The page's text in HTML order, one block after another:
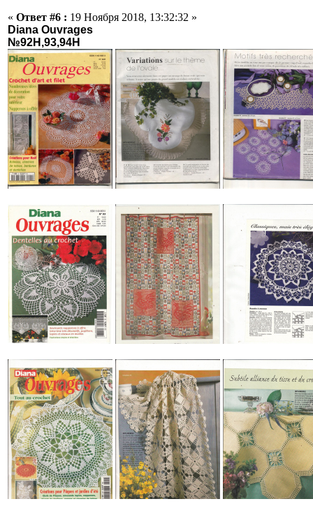
« Ответ #6 : 19 Ноября 2018, 13:32:32 »
Diana Ouvrages
№92H,93,94H